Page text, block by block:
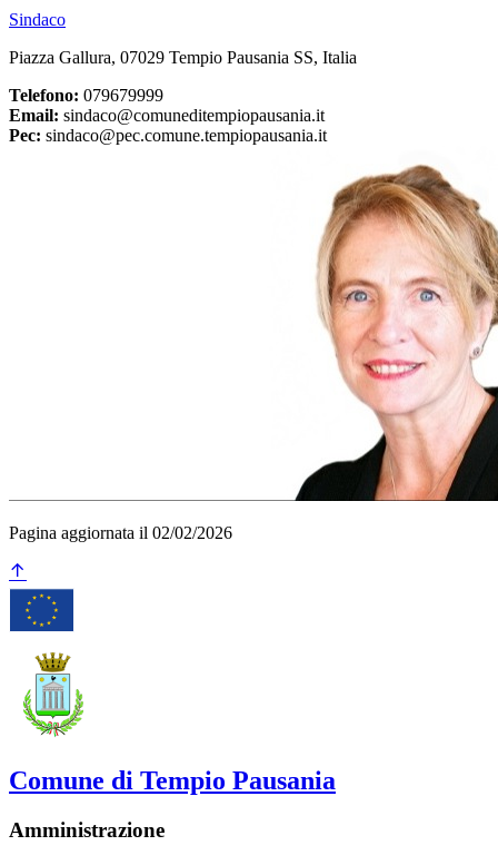
Sindaco
Piazza Gallura, 07029 Tempio Pausania SS, Italia
Telefono: 079679999
Email: sindaco@comuneditempiopausania.it
Pec: sindaco@pec.comune.tempiopausania.it
Pagina aggiornata il 02/02/2026
Comune di Tempio Pausania
Amministrazione